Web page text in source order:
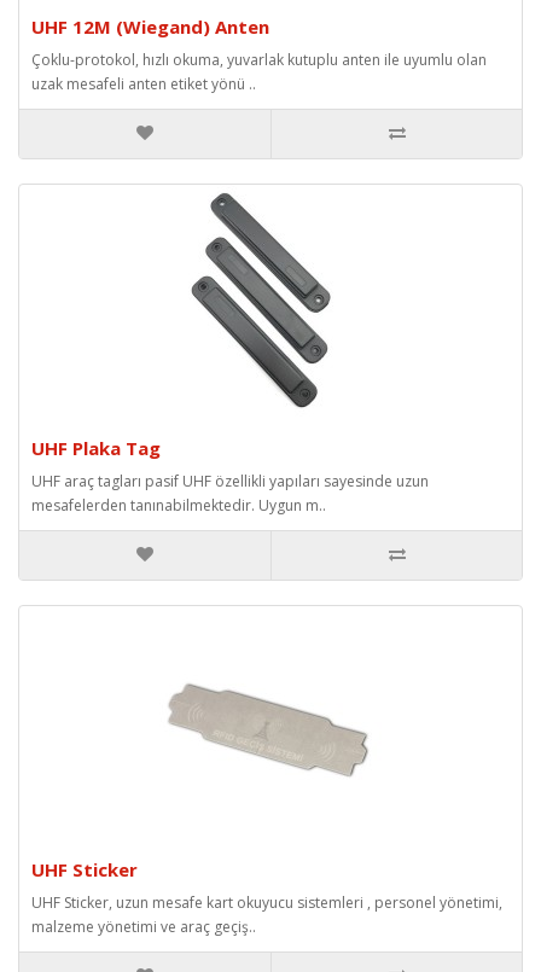
UHF 12M (Wiegand) Anten
Çoklu-protokol, hızlı okuma, yuvarlak kutuplu anten ile uyumlu olan
uzak mesafeli anten etiket yönü ..
UHF Plaka Tag
UHF araç tagları pasif UHF özellikli yapıları sayesinde uzun
mesafelerden tanınabilmektedir. Uygun m..
UHF Sticker
UHF Sticker, uzun mesafe kart okuyucu sistemleri , personel yönetimi,
malzeme yönetimi ve araç geçiş..